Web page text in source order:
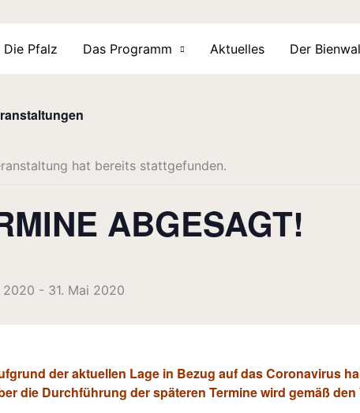
Die Pfalz Das Programm Aktuelles Der
hat bereits stattgefunden.
ABGESAGT!
2020 - 31. Mai 2020
der aktuellen Lage in Bezug auf das Coronavirus
die Durchführung der späteren Termine wird gemäß